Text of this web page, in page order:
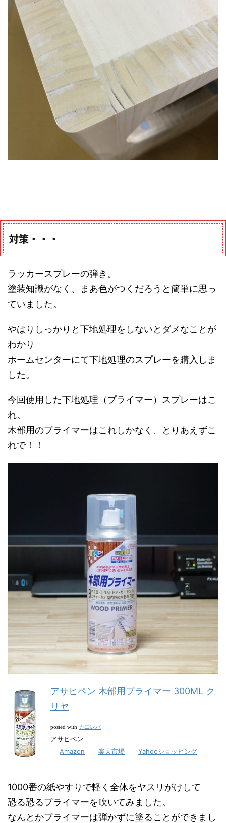
対策・・・
ラッカースプレーの弾き。
塗装知識がなく、まあ色がつくだろうと簡単に思っ
ていました。
やはりしっかりと下地処理をしないとダメなことが
わかり
ホームセンターにて下地処理のスプレーを購入しま
した。
今回使用した下地処理（プライマー）スプレーはこ
れ。
木部用のプライマーはこれしかなく、とりあえずこ
れで！！
アサヒペン 木部用プライマー 300ML ク
リヤ
posted with カエレバ
アサヒペン
Amazon
楽天市場 Yahooショッピング
1000番の紙やすりで軽く全体をヤスリがけして
恐る恐るプライマーを吹いてみました。
なんとかプライマーは弾かずに塗ることができまし